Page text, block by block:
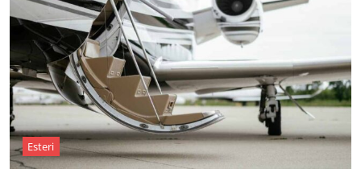
Esteri